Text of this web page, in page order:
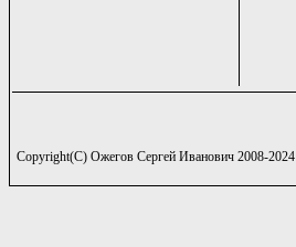
Copyright(C) Ожегов Сергей Иванович 2008-2024